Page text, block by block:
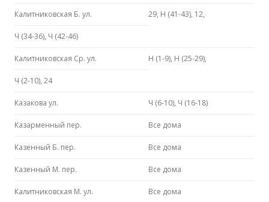
Калитниковская Б. ул. 29, Н (41-43), 12,
Ч (34-36), Ч (42-46)
Калитниковская Ср. ул. Н (1-9), Н (25-29),
Ч (2-10), 24
Казакова ул. Ч (6-10), Ч (16-18)
Казарменный пер. Все дома
Казенный Б. пер. Все дома
Казенный М. пер. Все дома
Калитниковская М. ул. Все дома